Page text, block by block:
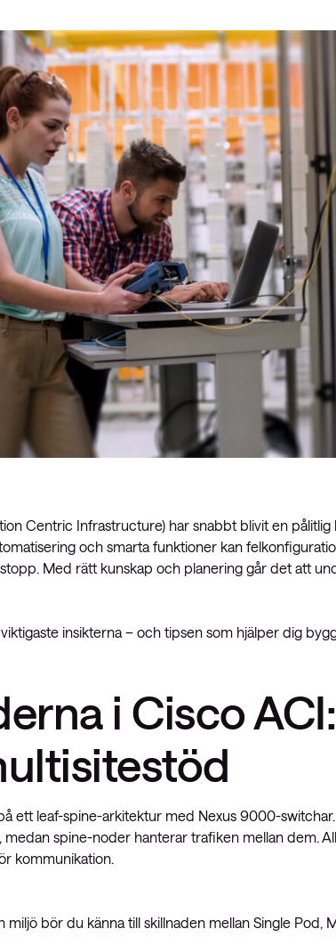
Centric Infrastructure) har snabbt blivit en
och smarta funktioner kan
Med rätt kunskap och planering går det att
insikterna – och tipsen som hjälper dig
i Cisco
ett leaf-spine-arkitektur med Nexus 9000-
medan spine-noder hanterar trafiken mellan dem.
kommunikation.
miljö bör du känna till skillnaden mellan Single Pod,